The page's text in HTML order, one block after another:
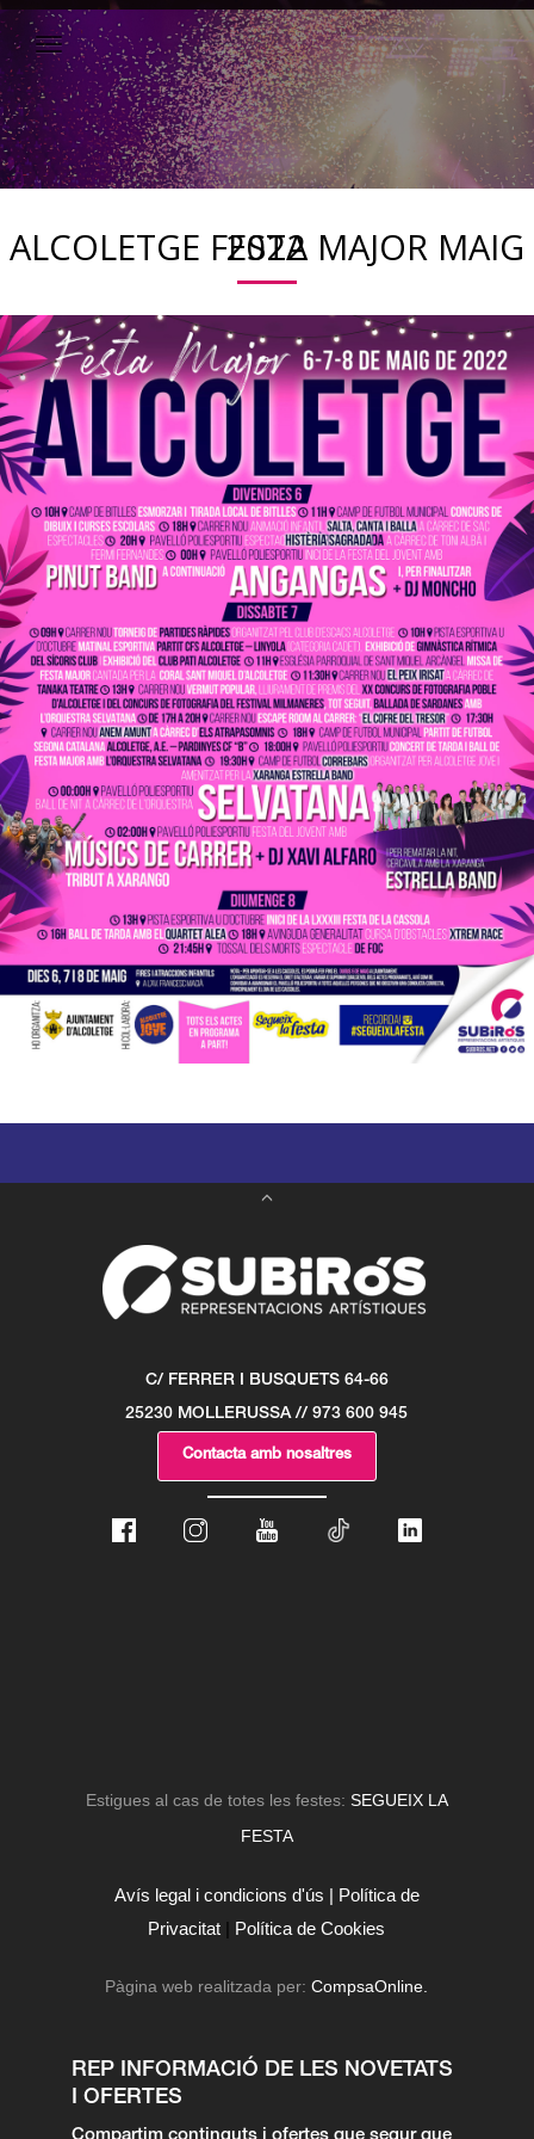
ALCOLETGE FESTA MAJOR MAIG 2022
C/ FERRER I BUSQUETS 64-66
25230 MOLLERUSSA // 973 600 945
Contacta amb nosaltres
Estigues al cas de totes les festes: SEGUEIX LA
FESTA
Avís legal i condicions d'ús | Política de
Privacitat | Política de Cookies
Pàgina web realitzada per:CompsaOnline.
REP INFORMACIÓ DE LES NOVETATS
I OFERTES
Compartim continguts i ofertes que segur que